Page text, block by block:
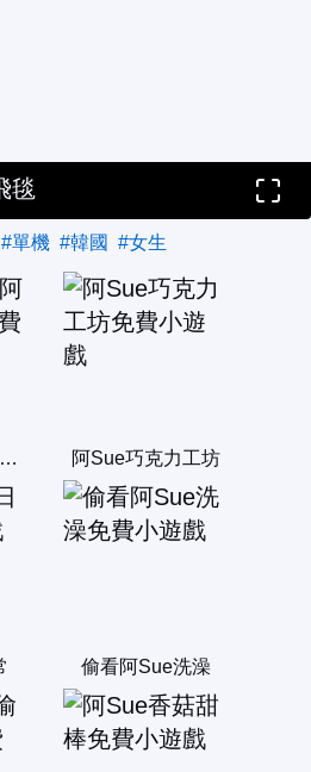
毯
#單機 #韓國 #女生
包包頭女生阿Sue煮泡麵 阿Sue巧克力工坊
偷看阿Sue洗澡